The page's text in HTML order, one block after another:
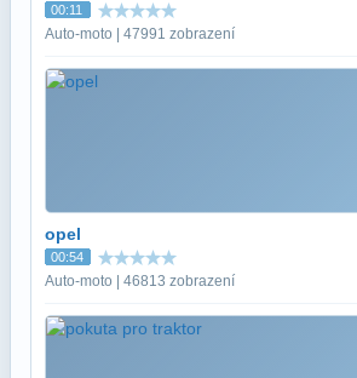
00:11
Auto-moto | 47991 zobrazení
opel
00:54
Auto-moto | 46813 zobrazení